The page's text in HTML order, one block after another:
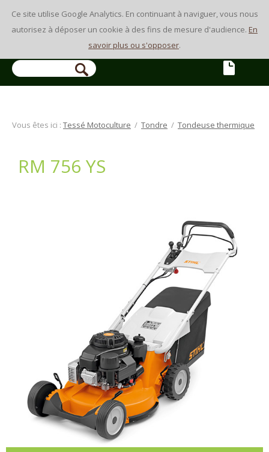
Ce site utilise Google Analytics. En continuant à naviguer, vous nous
autorisez à déposer un cookie à des fins de mesure d'audience. En
savoir plus ou s'opposer.
Vous êtes ici : Tessé Motoculture / Tondre / Tondeuse thermique
RM 756 YS